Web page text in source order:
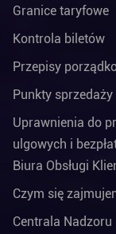
Granice taryfowe
Kontrola biletów
Przepisy
Punkty
Uprawnienia do
ulgowych i
Biura Obsługi
Czym się
Centrala Nadzoru